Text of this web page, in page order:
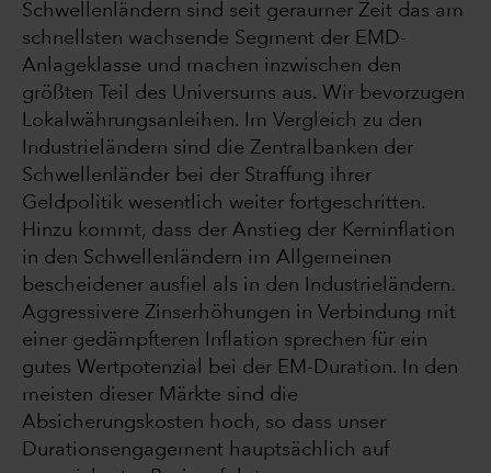
Schwellenländern sind seit geraumer Zeit das am
schnellsten wachsende Segment der EMD-
Anlageklasse und machen inzwischen den
größten Teil des Universums aus. Wir bevorzugen
Lokalwährungsanleihen. Im Vergleich zu den
Industrieländern sind die Zentralbanken der
Schwellenländer bei der Straffung ihrer
Geldpolitik wesentlich weiter fortgeschritten.
Hinzu kommt, dass der Anstieg der Kerninflation
in den Schwellenländern im Allgemeinen
bescheidener ausfiel als in den Industrieländern.
Aggressivere Zinserhöhungen in Verbindung mit
einer gedämpfteren Inflation sprechen für ein
gutes Wertpotenzial bei der EM-Duration. In den
meisten dieser Märkte sind die
Absicherungskosten hoch, so dass unser
Durationsengagement hauptsächlich auf